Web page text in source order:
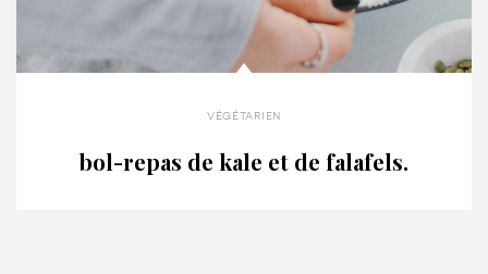
végétarien
bol-repas de kale et de falafels.